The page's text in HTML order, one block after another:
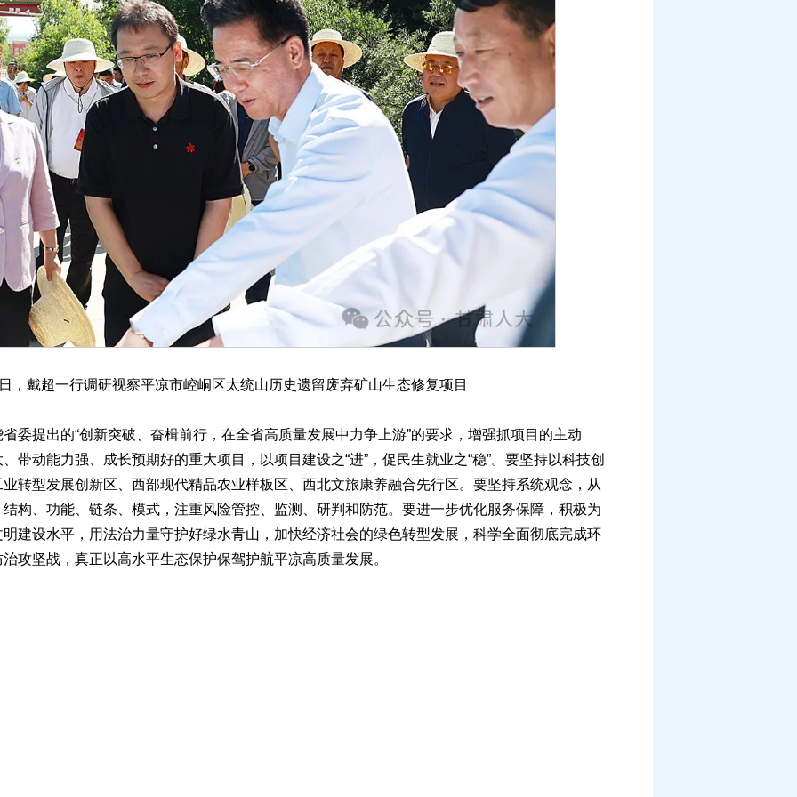
超一行调研视察平凉市崆峒区太统山历史遗留废弃矿山生态修复项目
提出的“创新突破、奋楫前行，在全省高质量发展中力争上游”的要求，增强抓项目的主动
带动能力强、成长预期好的重大项目，以项目建设之“进”，促民生就业之“稳”。要坚持以科技创
转型发展创新区、西部现代精品农业样板区、西北文旅康养融合先行区。要坚持系统观念，从
构、功能、链条、模式，注重风险管控、监测、研判和防范。要进一步优化服务保障，积极为
建设水平，用法治力量守护好绿水青山，加快经济社会的绿色转型发展，科学全面彻底完成环
攻坚战，真正以高水平生态保护保驾护航平凉高质量发展。